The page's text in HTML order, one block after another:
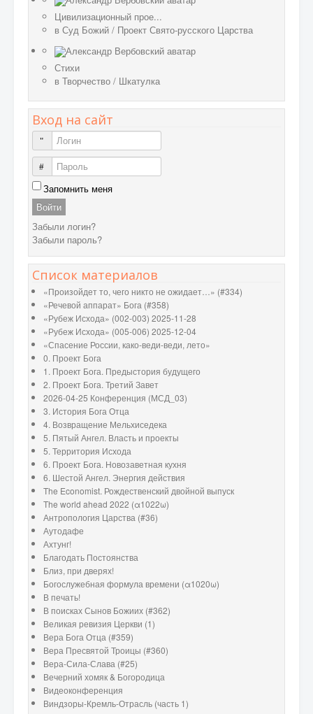
Цивилизационный прое...
в Суд Божий / Проект Свято-русского Царства
Стихи
в Творчество / Шкатулка
Вход на сайт
Логин
Пароль
Запомнить меня
Войти
Забыли логин?
Забыли пароль?
Список материалов
«Произойдет то, чего никто не ожидает…» (#334)
«Речевой аппарат» Бога (#358)
«Рубеж Исхода» (002-003) 2025-11-28
«Рубеж Исхода» (005-006) 2025-12-04
«Спасение России, како-веди-веди, лето»
0. Проект Бога
1. Проект Бога. Предыстория будущего
2. Проект Бога. Третий Завет
2026-04-25 Конференция (МСД_03)
3. История Бога Отца
4. Возвращение Мельхиседека
5. Пятый Ангел. Власть и проекты
5. Территория Исхода
6. Проект Бога. Новозаветная кухня
6. Шестой Ангел. Энергия действия
The Economist. Рождественский двойной выпуск
The world ahead 2022 (α1022ω)
Антропология Царства (#36)
Аутодафе
Ахтунг!
Благодать Постоянства
Близ, при дверях!
Богослужебная формула времени (α1020ω)
В печать!
В поисках Сынов Божиих (#362)
Великая ревизия Церкви (1)
Вера Бога Отца (#359)
Вера Пресвятой Троицы (#360)
Вера-Сила-Слава (#25)
Вечерний хомяк & Богородица
Видеоконференция
Виндзоры-Кремль-Отрасль (часть 1)